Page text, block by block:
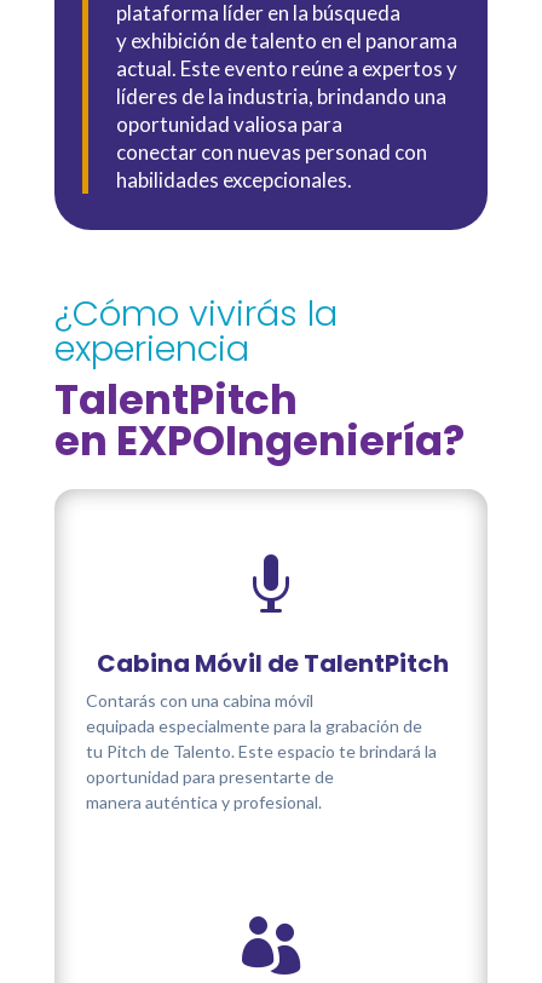
plataforma líder en la búsqueda
y exhibición de talento en el panorama
actual. Este evento reúne a expertos y
líderes de la industria, brindando una
oportunidad valiosa para
conectar con nuevas personad con
habilidades excepcionales.
¿Cómo vivirás la
experiencia
TalentPitch
en EXPOIngeniería?

Cabina Móvil de TalentPitch
Contarás con una cabina móvil
equipada especialmente para la grabación de
tu Pitch de Talento. Este espacio te brindará la
oportunidad para presentarte de
manera auténtica y profesional.
